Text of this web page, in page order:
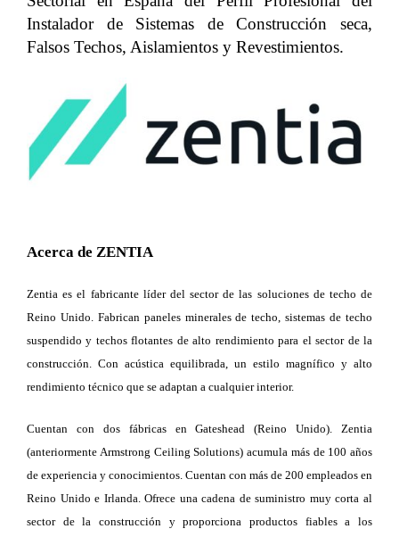
Instalador de Sistemas de Construcción seca,
Falsos Techos, Aislamientos y Revestimientos.
Acerca de ZENTIA
Zentia es el fabricante líder del sector de las soluciones de techo de
Reino Unido. Fabrican paneles minerales de techo, sistemas de techo
suspendido y techos flotantes de alto rendimiento para el sector de la
construcción. Con acústica equilibrada, un estilo magnífico y alto
rendimiento técnico que se adaptan a cualquier interior.
Cuentan con dos fábricas en Gateshead (Reino Unido). Zentia
(anteriormente Armstrong Ceiling Solutions) acumula más de 100 años
de experiencia y conocimientos. Cuentan con más de 200 empleados en
Reino Unido e Irlanda. Ofrece una cadena de suministro muy corta al
sector de la construcción y proporciona productos fiables a los